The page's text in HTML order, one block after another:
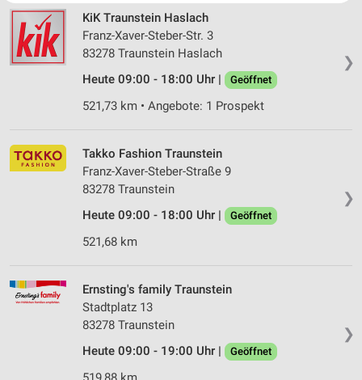
❯
KiK Traunstein Haslach
Franz-Xaver-Steber-Str. 3
83278 Traunstein Haslach
Heute 09:00 - 18:00 Uhr |
Geöffnet
521,73 km • Angebote: 1 Prospekt
❯
Takko Fashion Traunstein
Franz-Xaver-Steber-Straße 9
83278 Traunstein
Heute 09:00 - 18:00 Uhr |
Geöffnet
521,68 km
❯
Ernsting's family Traunstein
Stadtplatz 13
83278 Traunstein
Heute 09:00 - 19:00 Uhr |
Geöffnet
Website/App.
Partnerliste anzeigen (1 IAB-Anbieter)
Wir nutzen Ihre Daten für folgende Zwecke:
IAB-Verarbeitungszwecke:
auf einem Endgerät
Werbeanzeigen
Erstellung von Profilen für personalisierte
Verwendung von Profilen zur Auswahl
personalisierter Werbung
Erstellung von Profilen zur Personalisierung
von Inhalten
Verwendung von Profilen zur Auswahl
Messung der Werbeleistung